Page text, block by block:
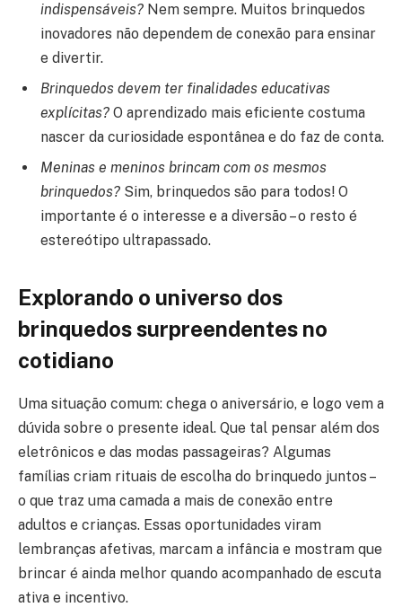
indispensáveis? Nem sempre. Muitos brinquedos
inovadores não dependem de conexão para ensinar
e divertir.
Brinquedos devem ter finalidades educativas
explícitas? O aprendizado mais eficiente costuma
nascer da curiosidade espontânea e do faz de conta.
Meninas e meninos brincam com os mesmos
brinquedos? Sim, brinquedos são para todos! O
importante é o interesse e a diversão – o resto é
estereótipo ultrapassado.
Explorando o universo dos
brinquedos surpreendentes no
cotidiano
Uma situação comum: chega o aniversário, e logo vem a
dúvida sobre o presente ideal. Que tal pensar além dos
eletrônicos e das modas passageiras? Algumas
famílias criam rituais de escolha do brinquedo juntos –
o que traz uma camada a mais de conexão entre
adultos e crianças. Essas oportunidades viram
lembranças afetivas, marcam a infância e mostram que
brincar é ainda melhor quando acompanhado de escuta
ativa e incentivo.